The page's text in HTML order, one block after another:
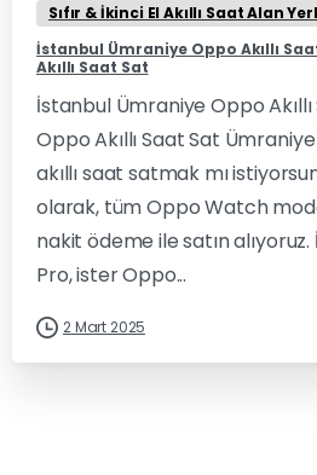
Sıfır & İkinci El Akıllı Saat Alan
İstanbul Ümraniye Oppo Akıllı
Akıllı Saat Sat
İstanbul Ümraniye Oppo
Oppo Akıllı Saat Sat
akıllı saat satmak mı
olarak, tüm Oppo Watch
nakit ödeme ile satın
Pro, ister Oppo...
2 Mart 2025